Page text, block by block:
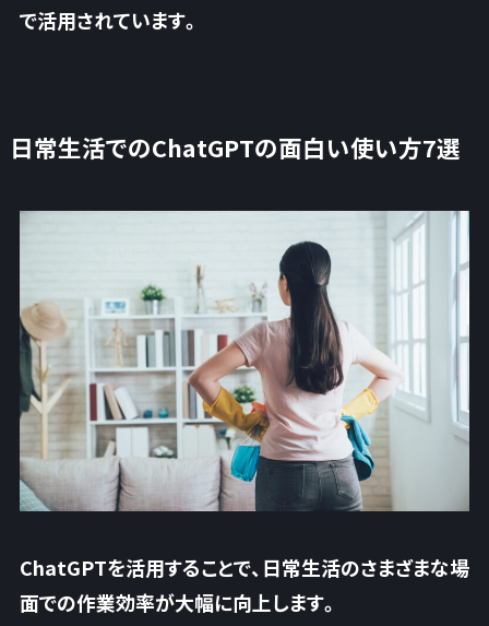
で活用されています。
日常生活でのChatGPTの面白い使い方7選
ChatGPTを活用することで、日常生活のさまざまな場
面での作業効率が大幅に向上します。